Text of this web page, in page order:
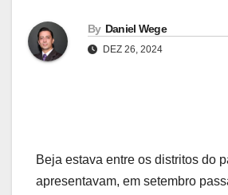
By Daniel Wege
DEZ 26, 2024
Beja estava entre os distritos do
apresentavam, em setembro